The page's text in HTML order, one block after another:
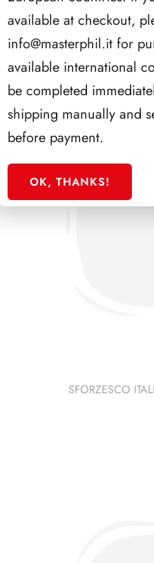
PRESIDENZA
SFORZESCO
available at checkout,
info@masterphil.it for
available international
be completed
shipping manually and
before payment.
OK, THANKS!